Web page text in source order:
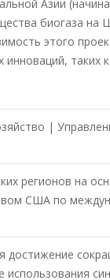
Азии
биогаза
этого
таких
|
регионов на
США по
достижение
использования